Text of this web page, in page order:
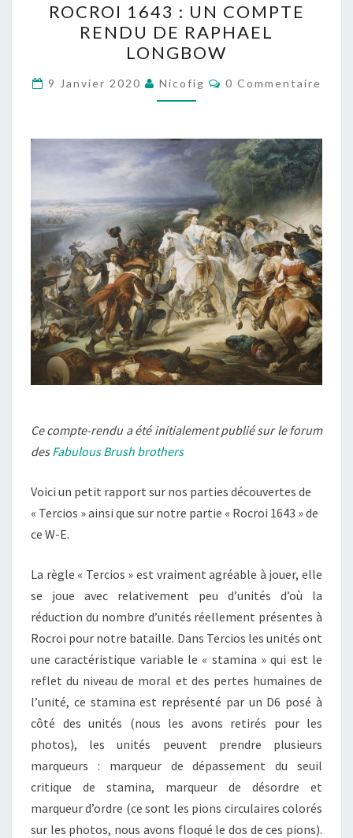
1643
:
UN
COMPTE
RENDU
RAPHAEL
LONGBOW
ROCROI 1643 : UN COMPTE
RENDU DE RAPHAEL
LONGBOW
9 Janvier 2020 Nicofig Commentaires
0 Commentaire
Ce compte-rendu a été initialement publié sur le forum
desFabulous Brush brothers
Voici un petit rapport sur nos parties découvertes de
« Tercios » ainsi que sur notre partie « Rocroi 1643 » de
ce W-E.
La règle « Tercios » est vraiment agréable à jouer, elle
se joue avec relativement peu d’unités d’où la
réduction du nombre d’unités réellement présentes à
Rocroi pour notre bataille. Dans Tercios les unités ont
une caractéristique variable le « stamina » qui est le
reflet du niveau de moral et des pertes humaines de
l’unité, ce stamina est représenté par un D6 posé à
côté des unités (nous les avons retirés pour les
photos), les unités peuvent prendre plusieurs
marqueurs : marqueur de dépassement du seuil
critique de stamina, marqueur de désordre et
marqueur d’ordre (ce sont les pions circulaires colorés
sur les photos, nous avons floqué le dos de ces pions).